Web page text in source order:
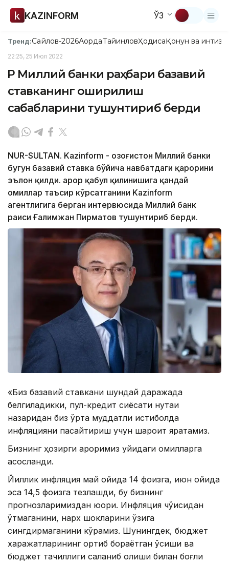
KAZINFORM ЎЗ
Тренд:Сайлов-2026АқордаТайинловҲодисаҚонун ва
22:25, 25 Июл 2022
ҚР Миллий банки раҳбари базавий
ставканинг оширилиш
сабабларини тушунтириб берди
NUR-SULTAN. Kazinform - Қозоғистон Миллий банки
бугун базавий ставка бўйича навбатдаги қарорини
эълон қилди. Қарор қабул қилинишига қандай
омиллар таъсир кўрсатганини Kazinform
агентлигига берган интервюсида Миллий банк
раиси Ғалимжан Пирматов тушунтириб берди.
«Биз базавий ставкани шундай даражада
белгиладикки, пул-кредит сиёсати нуқтаи
назаридан биз ўрта муддатли истиқболда
инфляцияни пасайтириш учун шароит яратамиз.
Бизнинг ҳозирги қароримиз қуйидаги омилларга
асосланди.
Йиллик инфляция май ойида 14 фоизга, июн ойида
эса 14,5 фоизга тезлашди, бу бизнинг
прогнозларимиздан юқори. Инфляция чўққисидан
ўтмаганини, нарх шокларини ўзига
сингдирмаганини кўрамиз. Шунингдек, бюджет
харажатларининг ортиб бораётган ўсиши ва
бюджет тақчиллиги сақланиб қолиши билан боғлиқ